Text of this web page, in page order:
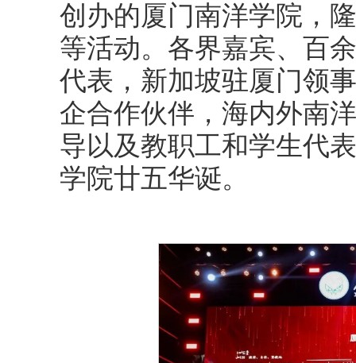
创办的厦门南洋学院，
等活动。各界嘉宾、百
代表，新加坡驻厦门领
企合作伙伴，海内外南
导以及教职工和学生代
学院廿五华诞。